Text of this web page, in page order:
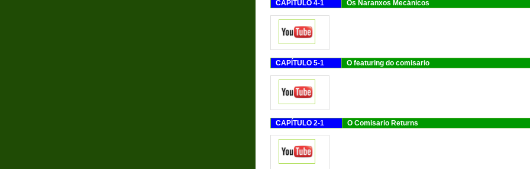
CAPÍTULO 4-1 Os Naranxos
CAPÍTULO 5-1 O featuring do
CAPÍTULO 2-1 O Comisario